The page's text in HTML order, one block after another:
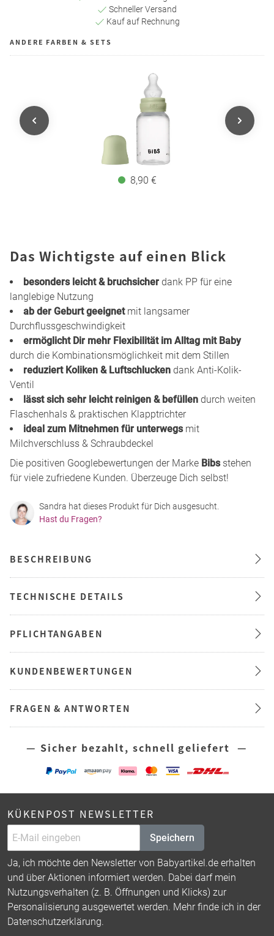
Schneller Versand
Kauf auf Rechnung
ANDERE FARBEN & SETS
8,90 €
Das Wichtigste auf einen Blick
besonders leicht & bruchsicher dank PP für eine
langlebige Nutzung
ab der Geburt geeignetmit langsamer
Durchflussgeschwindigkeit
ermöglicht Dir mehr Flexibilität im Alltag mit Baby
durch die Kombinationsmöglichkeit mit dem Stillen
reduziert Koliken & Luftschlucken dank Anti-Kolik-
Ventil
lässt sich sehr leicht reinigen & befüllen durch weiten
Flaschenhals & praktischen Klapptrichter
ideal zum Mitnehmen für unterwegsmit
Milchverschluss & Schraubdeckel
Die positiven Googlebewertungen der Marke Bibsstehen
für viele zufriedene Kunden. Überzeuge Dich selbst!
Sandra hat dieses Produkt für Dich ausgesucht.
Hast du Fragen?
BESCHREIBUNG
TECHNISCHE DETAILS
PFLICHTANGABEN
KUNDENBEWERTUNGEN
FRAGEN & ANTWORTEN
— Sicher bezahlt, schnell geliefert —
KÜKENPOST NEWSLETTER
Speichern
Ja, ich möchte den Newsletter von Babyartikel.de erhalten
und über Aktionen informiert werden. Dabei darf mein
Nutzungsverhalten (z. B. Öffnungen und Klicks) zur
Personalisierung ausgewertet werden. Mehr finde ich in der
Datenschutzerklärung.